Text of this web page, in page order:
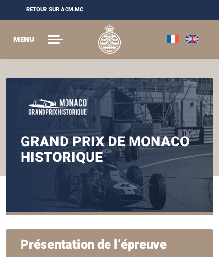
RETOUR SUR ACM.MC
MENU
GRAND PRIX DE MONACO
HISTORIQUE
Présentation de l’épreuve